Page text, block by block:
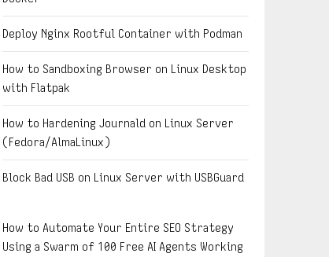
Deploy Nginx Rootful Container with Podman
How to Sandboxing Browser on Linux Desktop
with Flatpak
How to Hardening Journald on Linux Server
(Fedora/AlmaLinux)
Block Bad USB on Linux Server with USBGuard
How to Automate Your Entire SEO Strategy
Using a Swarm of 100 Free AI Agents Working